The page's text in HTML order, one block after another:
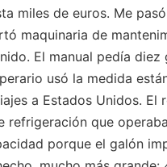
miles de euros. Me
maquinaria de
El manual pedía diez
usó la medida
a Estados Unidos. El
refrigeración que
porque el galón